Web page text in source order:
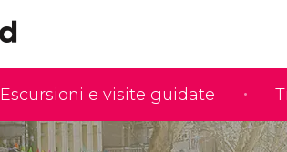
Escursioni e visite guidate